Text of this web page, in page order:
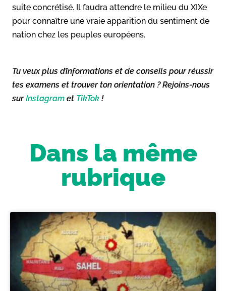
suite concrétisé. Il faudra attendre le milieu du XIXe
pour connaître une vraie apparition du sentiment de
nation chez les peuples européens.
Tu veux plus d’informations et de conseils pour réussir
tes examens et trouver ton orientation ? Rejoins-nous
surInstagram et TikTok !
Dans la même
rubrique